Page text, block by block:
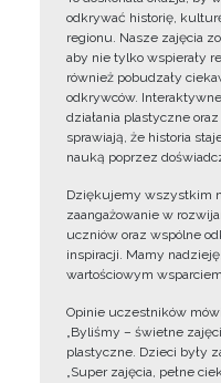
odkrywać historię,
regionu. Nasze zajęcia
aby nie tylko wspierały
również pobudzały
odkrywców.
działania plastyczne
sprawiają, że historia
nauką poprzez
Dziękujemy wszystkim
zaangażowanie w
uczniów oraz wspólne
inspiracji. Mamy
wartościowym
Opinie uczestników
„Byliśmy – świetne
plastyczne. Dzieci były
„Super zajęcia, pełne